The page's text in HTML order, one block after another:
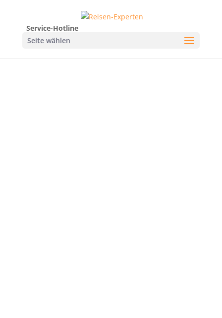
Service-Hotline
Seite wählen